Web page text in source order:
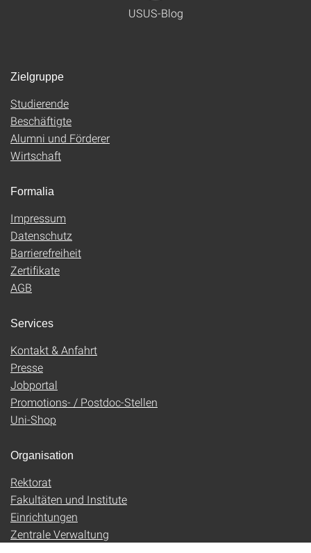
USUS-Blog
Zielgruppe
Studierende
Beschäftigte
Alumni und Förderer
Wirtschaft
Formalia
Impressum
Datenschutz
Barrierefreiheit
Zertifikate
AGB
Services
Kontakt & Anfahrt
Presse
Jobportal
Promotions- / Postdoc-Stellen
Uni-Shop
Organisation
Rektorat
Fakultäten und Institute
Einrichtungen
Zentrale Verwaltung